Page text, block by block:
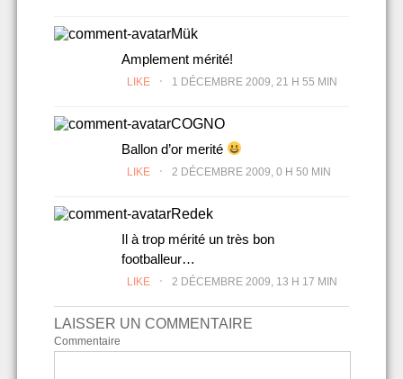
Mük
Amplement mérité!
LIKE . 1 DÉCEMBRE 2009, 21 H 55 MIN
COGNO
Ballon d’or merité
LIKE . 2 DÉCEMBRE 2009, 0 H 50 MIN
Redek
Il à trop mérité un très bon
footballeur…
LIKE . 2 DÉCEMBRE 2009, 13 H 17 MIN
LAISSER UN COMMENTAIRE
Commentaire